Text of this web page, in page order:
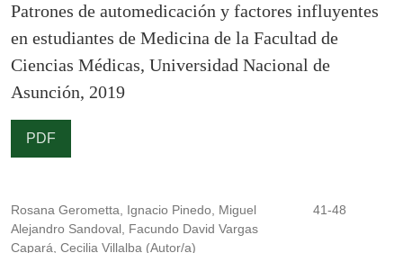
Patrones de automedicación y factores influyentes
en estudiantes de Medicina de la Facultad de
Ciencias Médicas, Universidad Nacional de
Asunción, 2019
PDF
Rosana Gerometta, Ignacio Pinedo, Miguel
Alejandro Sandoval, Facundo David Vargas
Capará, Cecilia Villalba (Autor/a)
41-48